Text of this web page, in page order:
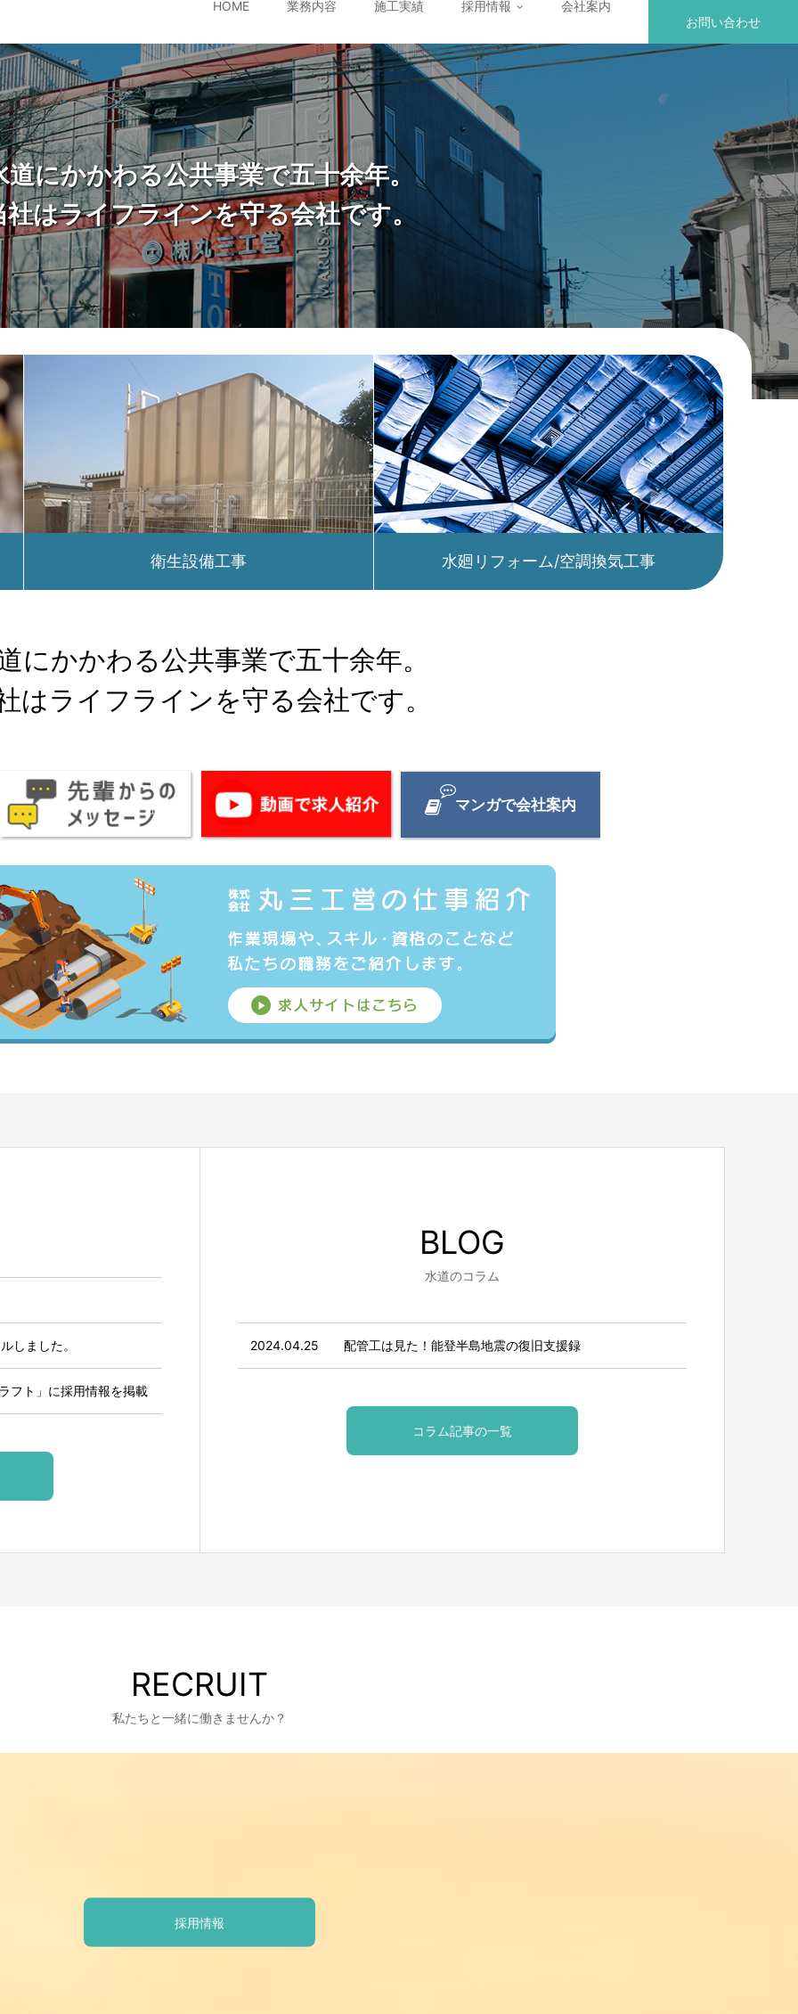
HOME 業務内容 施工実績 採用情報
会社案内
お問い合わせ
道にかかわる公共事業で五十余年。
社はライフラインを守る会社です。
衛生設備工事 水廻リフォーム/空調換気工事
にかかわる公共事業で五十余年。
はライフラインを守る会社です。
マンガで会社案内
しました。
フト」に採用情報を掲載
BLOG
水道のコラム
2024.04.25 配管工は見た！能登半島地震の復旧支援録
コラム記事の一覧
RECRUIT
私たちと一緒に働きませんか？
採用情報